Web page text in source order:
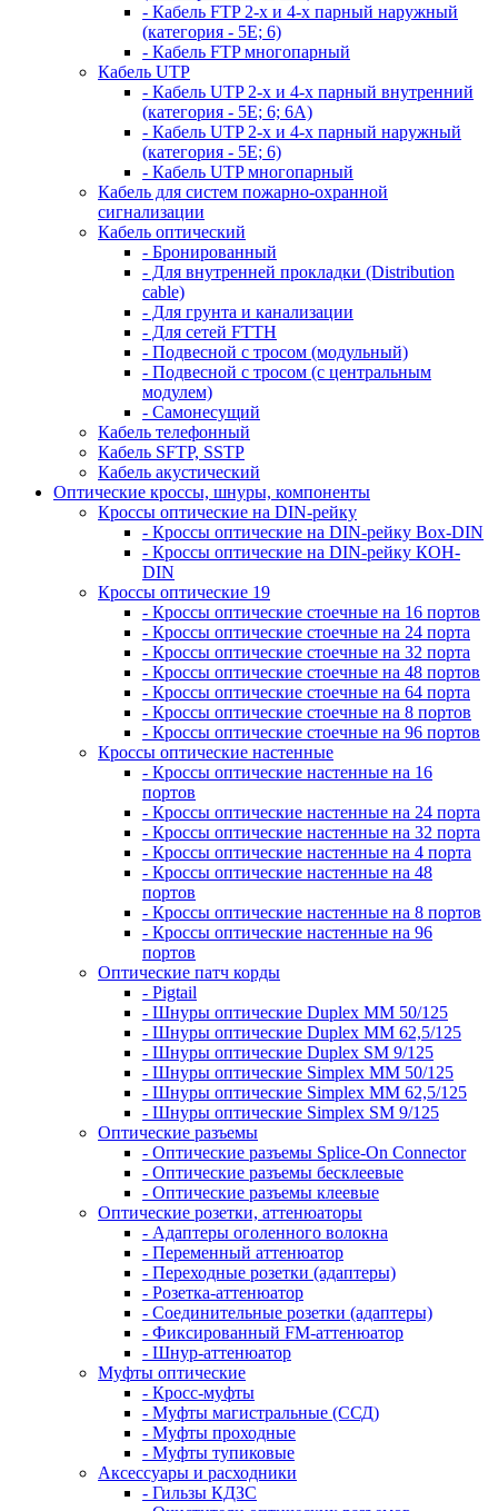
- Кабель FTP 2-х и 4-х парный наружный
(категория - 5Е; 6)
- Кабель FTP многопарный
Кабель UTP
- Кабель UTP 2-х и 4-х парный внутренний
(категория - 5Е; 6; 6А)
- Кабель UTP 2-х и 4-х парный наружный
(категория - 5Е; 6)
- Кабель UTP многопарный
Кабель для систем пожарно-охранной
сигнализации
Кабель оптический
- Бронированный
- Для внутренней прокладки (Distribution
cable)
- Для грунта и канализации
- Для сетей FTTH
- Подвесной с тросом (модульный)
- Подвесной с тросом (с центральным
модулем)
- Самонесущий
Кабель телефонный
Кабель SFTP, SSTP
Кабель акустический
Оптические кроссы, шнуры, компоненты
Кроссы оптические на DIN-рейку
- Кроссы оптические на DIN-рейку Box-DIN
- Кроссы оптические на DIN-рейку КОН-
DIN
Кроссы оптические 19
- Кроссы оптические стоечные на 16 портов
- Кроссы оптические стоечные на 24 порта
- Кроссы оптические стоечные на 32 порта
- Кроссы оптические стоечные на 48 портов
- Кроссы оптические стоечные на 64 порта
- Кроссы оптические стоечные на 8 портов
- Кроссы оптические стоечные на 96 портов
Кроссы оптические настенные
- Кроссы оптические настенные на 16
портов
- Кроссы оптические настенные на 24 порта
- Кроссы оптические настенные на 32 порта
- Кроссы оптические настенные на 4 порта
- Кроссы оптические настенные на 48
портов
- Кроссы оптические настенные на 8 портов
- Кроссы оптические настенные на 96
портов
Оптические патч корды
- Pigtail
- Шнуры оптические Duplex MM 50/125
- Шнуры оптические Duplex MM 62,5/125
- Шнуры оптические Duplex SM 9/125
- Шнуры оптические Simplex MM 50/125
- Шнуры оптические Simplex MM 62,5/125
- Шнуры оптические Simplex SM 9/125
Оптические разъемы
- Оптические разъемы Splice-On Connector
- Оптические разъемы бесклеевые
- Оптические разъемы клеевые
Оптические розетки, аттенюаторы
- Адаптеры оголенного волокна
- Переменный аттенюатор
- Переходные розетки (адаптеры)
- Розетка-аттенюатор
- Соединительные розетки (адаптеры)
- Фиксированный FM-аттенюатор
- Шнур-аттенюатор
Муфты оптические
- Кросс-муфты
- Муфты магистральные (ССД)
- Муфты проходные
- Муфты тупиковые
Аксессуары и расходники
- Гильзы КДЗС